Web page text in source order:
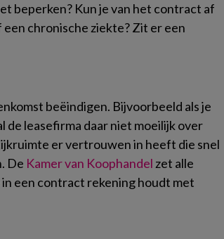
beperken? Kun je van het contract af
chronische ziekte? Zit er een
beëindigen. Bijvoorbeeld als je
leasefirma daar niet moeilijk over
er vertrouwen in heeft die snel
De Kamer van Koophandel zet alle
een contract rekening houdt met